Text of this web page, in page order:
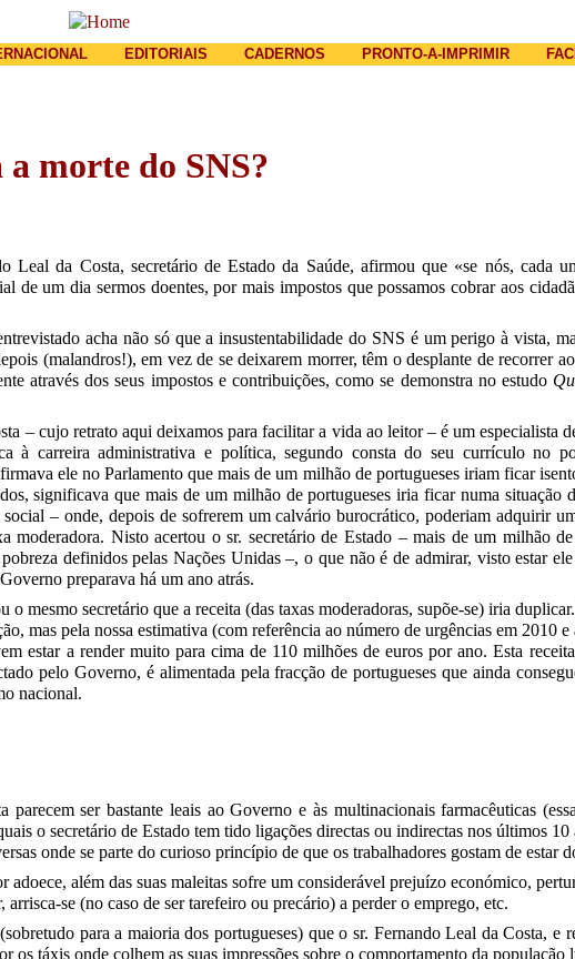
morte do SNS?
Leal da Costa, secretário de Estado da Saúde, afirmou que «se nós, cada
de um dia sermos doentes, por mais impostos que possamos cobrar aos
acha não só que a insustentabilidade do SNS é um perigo à vista,
(malandros!), em vez de se deixarem morrer, têm o desplante de recorrer
através dos seus impostos e contribuições, como se demonstra no estudo
– cujo retrato aqui deixamos para facilitar a vida ao leitor – é um especialista
à carreira administrativa e política, segundo consta do seu currículo no
ele no Parlamento que mais de um milhão de portugueses iriam ficar
significava que mais de um milhão de portugueses iria ficar numa situação
social – onde, depois de sofrerem um calvário burocrático, poderiam adquirir
moderadora. Nisto acertou o sr. secretário de Estado – mais de um milhão
definidos pelas Nações Unidas –, o que não é de admirar, visto estar
preparava há um ano atrás.
o mesmo secretário que a receita (das taxas moderadoras, supõe-se) iria
mas pela nossa estimativa (com referência ao número de urgências em 2010 e
estar a render muito para cima de 110 milhões de euros por ano. Esta
pelo Governo, é alimentada pela fracção de portugueses que ainda
nacional.
parecem ser bastante leais ao Governo e às multinacionais farmacêuticas
o secretário de Estado tem tido ligações directas ou indirectas nos últimos
onde se parte do curioso princípio de que os trabalhadores gostam de estar
adoece, além das suas maleitas sofre um considerável prejuízo económico,
se (no caso de ser tarefeiro ou precário) a perder o emprego, etc.
para a maioria dos portugueses) que o sr. Fernando Leal da Costa, e
os táxis onde colhem as suas impressões sobre o comportamento da população
EDITORIAIS CADERNOS PRONTO-A-IMPRIMIR